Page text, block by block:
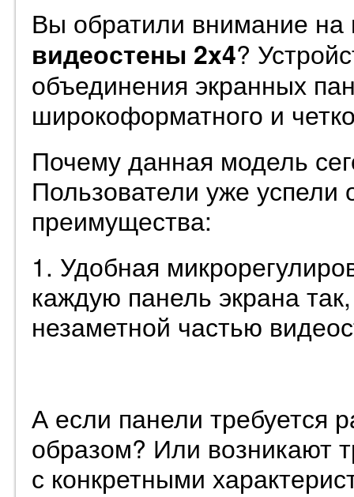
Вы обратили внимание на
видеостены 2x4?
объединения экранных
широкоформатного и
Почему данная модель
Пользователи уже
преимущества:
1. Удобная
каждую панель экрана
незаметной частью
А если панели требуется
образом? Или возникают
с конкретными